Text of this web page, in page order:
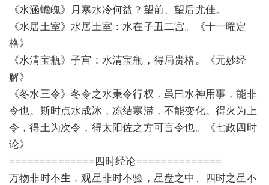
《水涵蟾魄》月寒水冷何益？望前、望后尤佳。
《水居土室》水居土室：水在子丑二宫。《十一曜定
格》
《水清宝瓶》子宫：水清宝瓶，得局贵格。《元妙经
解》
《冬水三令》冬令之水秉令行权，虽曰水神用事，能非
令也。斯时点水成冰，冻结寒滞，不能变化。得火为上
令，得土为次令，得太阳佐之方可言令也。《七政四时
论》
==============四时经论==============
万物非时不生，观星非时不验，星盘之中、四时之星不